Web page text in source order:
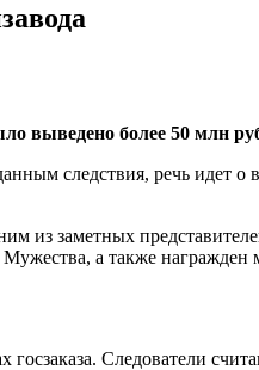
выведено более 50 млн
следствия, речь идет
из заметных
а также награжден
Следователи